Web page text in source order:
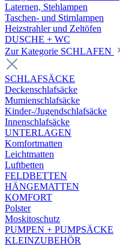
Laternen, Stehlampen
Taschen- und Stirnlampen
Heizstrahler und Zeltöfen
DUSCHE + WC
Zur Kategorie SCHLAFEN
SCHLAFSÄCKE
Deckenschlafsäcke
Mumienschlafsäcke
Kinder-/Jugendschlafsäcke
Innenschlafsäcke
UNTERLAGEN
Komfortmatten
Leichtmatten
Luftbetten
FELDBETTEN
HÄNGEMATTEN
KOMFORT
Polster
Moskitoschutz
PUMPEN + PUMPSÄCKE
KLEINZUBEHÖR